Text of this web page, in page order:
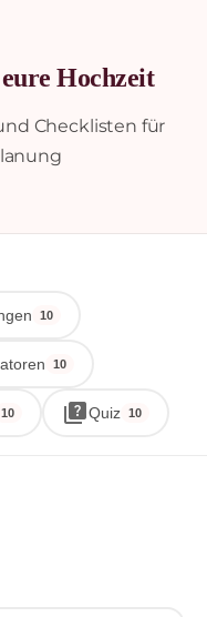
Hochzeit
Checklisten für
10
10
10 quizQuiz 10